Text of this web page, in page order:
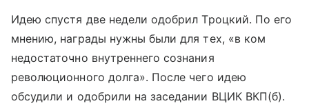
Идею спустя две недели одобрил Троцкий. По его
мнению, награды нужны были для тех, «в ком
недостаточно внутреннего сознания
революционного долга». После чего идею
обсудили и одобрили на заседании ВЦИК ВКП(б).